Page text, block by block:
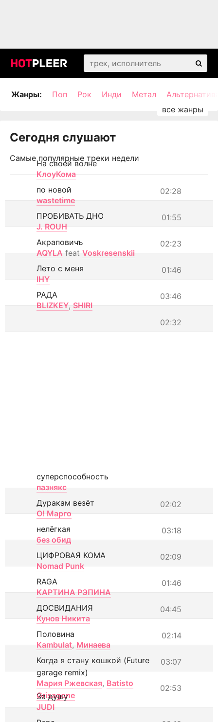
Жанры: Поп Рок Инди Метал
Сегодня слушают
Самые популярные треки недели
На своей волне
КлоуКома
02:28
по новой
wastetime
01:55
ПРОБИВАТЬ ДНО
J. ROUH
02:23
Акраповичъ
AQYLA feat Voskresenskii
01:46
Лето с меня
IHY
03:46
РАДА
BLIZKEY, SHIRI
02:32
суперспособность
пазнякс
02:02
Дуракам везёт
О! Марго
03:18
нелёгкая
без обид
02:09
ЦИФРОВАЯ КОМА
Nomad Punk
01:46
RAGA
КАРТИНА РЭПИНА
04:45
ДОСВИДАНИЯ
Кунов Никита
02:14
Половина
Kambulat, Минаева
03:07
Когда я стану кошкой (Future
garage remix)
Мария Ржевская, Batisto
Grisagone
02:53
За душу
JUDI